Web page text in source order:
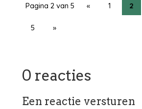
Pagina 2 van 5 « 1 2
5 »
0 reacties
Een reactie versturen